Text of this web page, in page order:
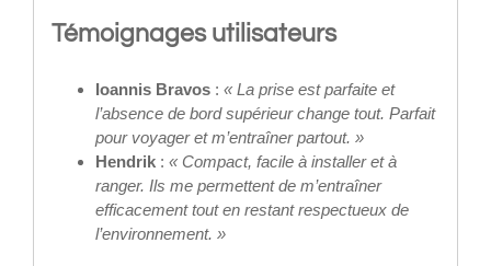
Témoignages utilisateurs
Ioannis Bravos: « La prise est parfaite et
l’absence de bord supérieur change tout. Parfait
pour voyager et m’entraîner partout. »
Hendrik: « Compact, facile à installer et à
ranger. Ils me permettent de m’entraîner
efficacement tout en restant respectueux de
l’environnement. »